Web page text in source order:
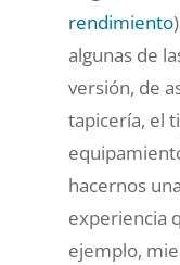
rendimiento
algunas de
versión, de
tapicería, el
hacernos
experiencia
ejemplo,